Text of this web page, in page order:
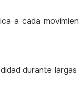
a cada
durante